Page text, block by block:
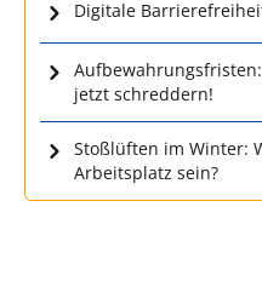
Digitale
jetzt schreddern!
Stoßlüften im Winter:
Arbeitsplatz sein?